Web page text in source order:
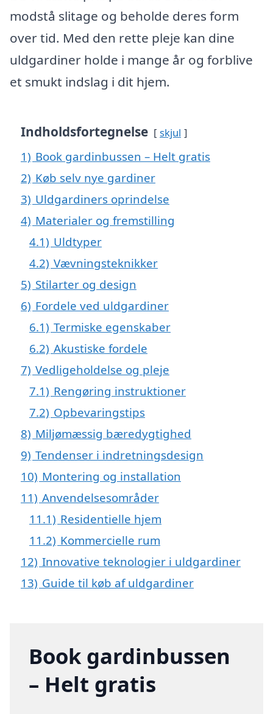
modstå slitage og beholde deres form
over tid. Med den rette pleje kan dine
uldgardiner holde i mange år og forblive
et smukt indslag i dit hjem.
Indholdsfortegnelse skjul
1) Book gardinbussen – Helt gratis
2) Køb selv nye gardiner
3) Uldgardiners oprindelse
4) Materialer og fremstilling
4.1) Uldtyper
4.2) Vævningsteknikker
5) Stilarter og design
6) Fordele ved uldgardiner
6.1) Termiske egenskaber
6.2) Akustiske fordele
7) Vedligeholdelse og pleje
7.1) Rengøring instruktioner
7.2) Opbevaringstips
8) Miljømæssig bæredygtighed
9) Tendenser i indretningsdesign
10) Montering og installation
11) Anvendelsesområder
11.1) Residentielle hjem
11.2) Kommercielle rum
12) Innovative teknologier i uldgardiner
13) Guide til køb af uldgardiner
Book gardinbussen
– Helt gratis